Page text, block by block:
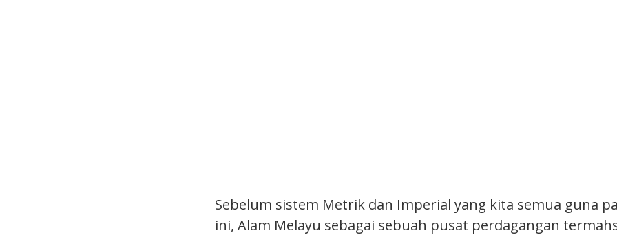
Sebelum sistem Metrik dan Imperial yang kita semua guna
ini, Alam Melayu sebagai sebuah pusat perdagangan